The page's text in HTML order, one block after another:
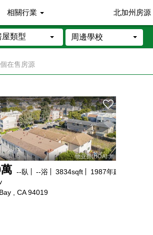
相關行業 北加州房源
屋類型 周邊學校
在售房源
物业费(HOA):無
--臥 --浴 3834sqft 1987年建
, CA 94019